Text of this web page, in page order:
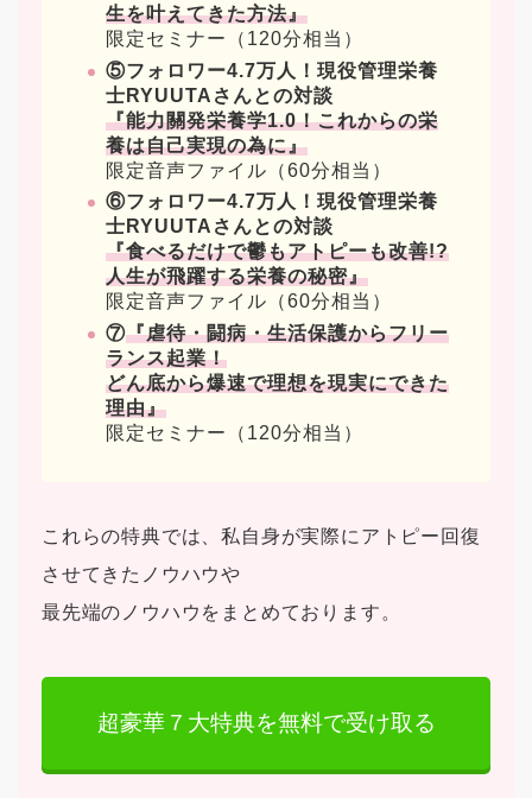
生を叶えてきた方法』
限定セミナー（120分相当）
⑤フォロワー4.7万人！現役管理栄養
士RYUUTAさんとの対談
『能力關発栄養学1.0！これからの栄
養は自己実現の為に』
限定音声ファイル（60分相当）
⑥フォロワー4.7万人！現役管理栄養
士RYUUTAさんとの対談
『食べるだけで鬱もアトピーも改善!?
人生が飛躍する栄養の秘密』
限定音声ファイル（60分相当）
⑦『虐待・闘病・生活保護からフリー
ランス起業！
どん底から爆速で理想を現実にできた
理由』
限定セミナー（120分相当）
これらの特典では、私自身が実際にアトピー回復
させてきたノウハウや
最先端のノウハウをまとめております。
超豪華７大特典を無料で受け取る